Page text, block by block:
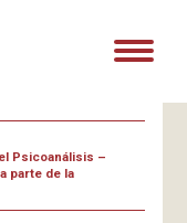
Psicoanálisis –
parte de la